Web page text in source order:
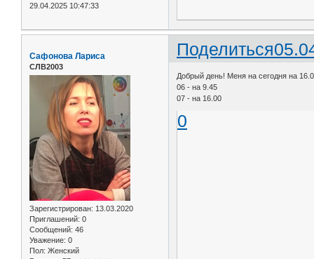
29.04.2025 10:47:33
Поделиться
Сафонова Лариса
СЛВ2003
Зарегистрирован: 13.03.2020
Приглашений: 0
Сообщений: 46
Уважение: 0
Пол: Женский
Добрый день! Меня на сегодня на
06 - на 9.45
07 - на 16.00
0